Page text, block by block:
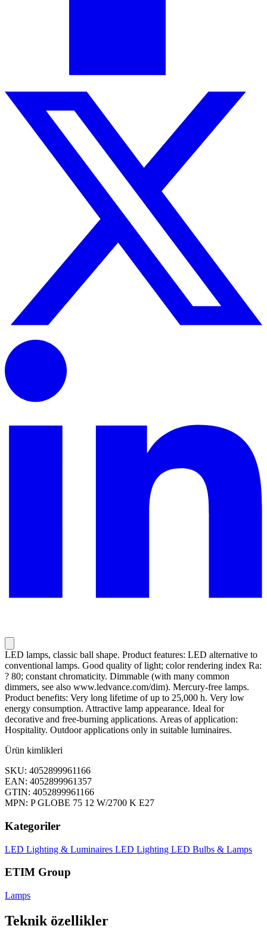
LED lamps, classic ball shape. Product features: LED alternative to
conventional lamps. Good quality of light; color rendering index Ra:
? 80; constant chromaticity. Dimmable (with many common
dimmers, see also www.ledvance.com/dim). Mercury-free lamps.
Product benefits: Very long lifetime of up to 25,000 h. Very low
energy consumption. Attractive lamp appearance. Ideal for
decorative and free-burning applications. Areas of application:
Hospitality. Outdoor applications only in suitable luminaires.
Ürün kimlikleri
SKU: 4052899961166
EAN: 4052899961357
GTIN: 4052899961166
MPN: P GLOBE 75 12 W/2700 K E27
Kategoriler
LED Lighting & Luminaires LED Lighting LED Bulbs & Lamps
ETIM Group
Lamps
Teknik özellikler